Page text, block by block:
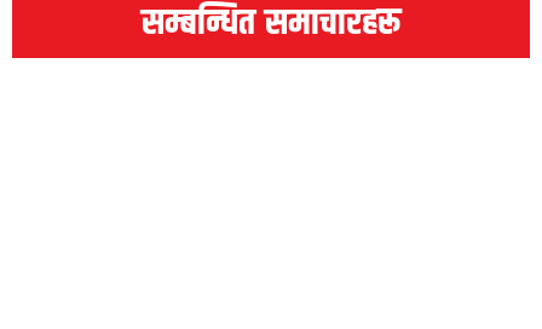
सम्बन्धित समाचारहरू